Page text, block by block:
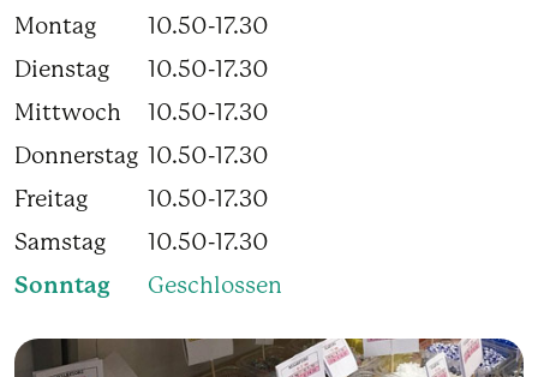
Montag
10.50-17.30
Dienstag
10.50-17.30
Mittwoch
10.50-17.30
Donnerstag 10.50-17.30
Freitag
10.50-17.30
Samstag
10.50-17.30
Sonntag
Geschlossen